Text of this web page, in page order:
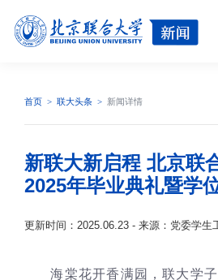
首页 联大头条 新闻详情
新联大新启程 北京联
2025年毕业典礼暨学
更新时间：2025.06.23 - 来源：党委学生
海棠花开香满园，联大学